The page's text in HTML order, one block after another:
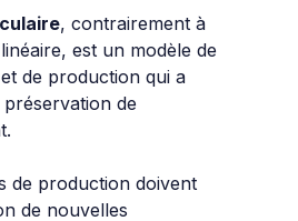
, contrairement à
est un modèle de
de production qui a
de
de production doivent
de nouvelles